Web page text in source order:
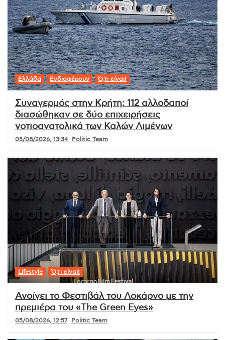
Ελλάδα Ενδιαφέρουν Ό,τι είναι!
Συναγερμός στην Κρήτη: 112 αλλοδαποί
διασώθηκαν σε δύο επιχειρήσεις
νοτιοανατολικά των Καλών Λιμένων
05/08/2026, 13:34 Politic Team
Lifestyle Ό,τι είναι!
Ανοίγει το Φεστιβάλ του Λοκάρνο με την
πρεμιέρα του «The Green Eyes»
05/08/2026, 12:57 Politic Team